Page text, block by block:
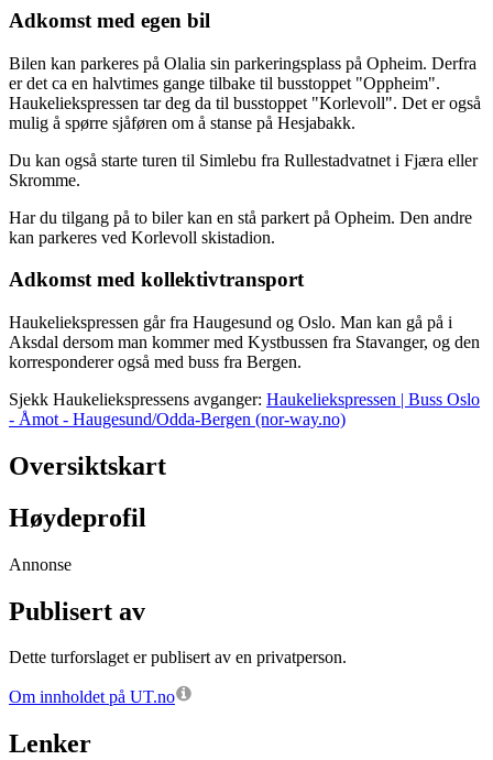
Adkomst med egen bil
Bilen kan parkeres på Olalia sin parkeringsplass på Opheim. Derfra
er det ca en halvtimes gange tilbake til busstoppet "Oppheim".
Haukeliekspressen tar deg da til busstoppet "Korlevoll". Det er også
mulig å spørre sjåføren om å stanse på Hesjabakk.
Du kan også starte turen til Simlebu fra Rullestadvatnet i Fjæra eller
Skromme.
Har du tilgang på to biler kan en stå parkert på Opheim. Den andre
kan parkeres ved Korlevoll skistadion.
Adkomst med kollektivtransport
Haukeliekspressen går fra Haugesund og Oslo. Man kan gå på i
Aksdal dersom man kommer med Kystbussen fra Stavanger, og den
korresponderer også med buss fra Bergen.
Sjekk Haukeliekspressens avganger: Haukeliekspressen | Buss Oslo
- Åmot - Haugesund/Odda-Bergen (nor-way.no)
Oversiktskart
Høydeprofil
Annonse
Publisert av
Dette turforslaget er publisert av en privatperson.
Om innholdet på UT.no
Lenker